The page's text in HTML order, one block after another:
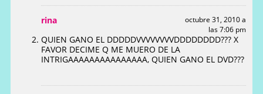
rina
octubre 31, 2010 a
las 7:06 pm
QUIEN GANO EL DDDDDVVVVVVVVDDDDDDDD??? X
FAVOR DECIME Q ME MUERO DE LA
INTRIGAAAAAAAAAAAAAAA, QUIEN GANO EL DVD???